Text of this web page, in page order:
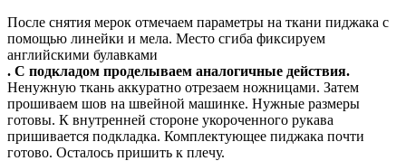
После снятия мерок отмечаем параметры на ткани пиджака с
помощью линейки и мела. Место сгиба фиксируем
английскими булавками
. С подкладом проделываем аналогичные действия.
Ненужную ткань аккуратно отрезаем ножницами. Затем
прошиваем шов на швейной машинке. Нужные размеры
готовы. К внутренней стороне укороченного рукава
пришивается подкладка. Комплектующее пиджака почти
готово. Осталось пришить к плечу.